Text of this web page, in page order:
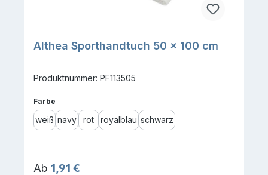
Althea Sporthandtuch 50 × 100 cm
Produktnummer: PF113505
Farbe
weiß navy rot royalblau schwarz
Regulärer Preis:
Ab 1,91 €